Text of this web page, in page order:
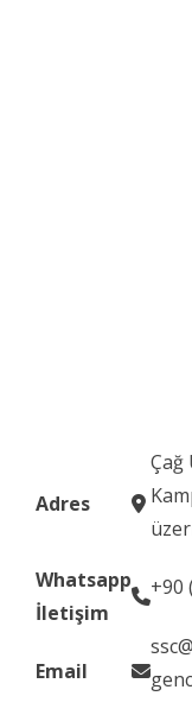
Adres
Çağ
Whatsapp
İletişim
+90
Email